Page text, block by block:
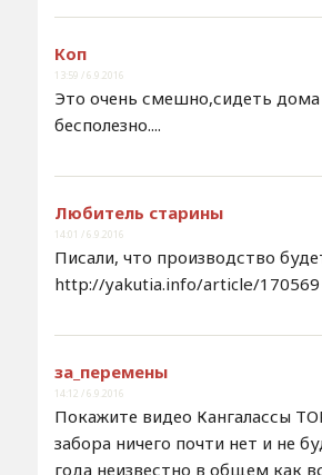
Коп
13:59 / 6.9.2016
Это очень смешно,сидеть дома
бесполезно....
Любитель старины
14:01 / 6.9.2016
Писали, что производство
http://yakutia.info/article/170569
за_перемены
14:12 / 6.9.2016
Покажите видео Кангалассы
забора ничего почти нет и не
года неизвестно в общем как